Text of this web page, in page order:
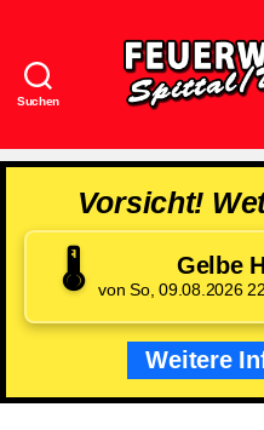
Suchen
Vorsicht!
🌡️ Gelbe
von So, 09.08.2026
Weitere